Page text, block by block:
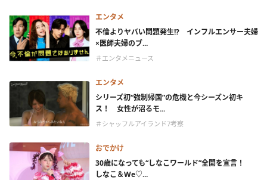
エンタメ
不倫よりヤバい問題発生!? インフルエンサー夫婦
×医師夫婦のブ...
＃エンタメニュース
エンタメ
シリーズ初“強制帰国”の危機と今シーズン初キ
ス！ 女性が沼るモ...
＃シャッフルアイランド7考察
おでかけ
30歳になっても“しなこワールド”全開を宣言！
しなこ＆We♡...